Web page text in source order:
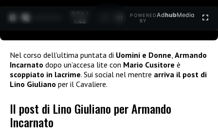
0:15 /
1:40
POWERED
BY
AdhubMedia
Nel corso dell’ultima puntata di Uomini e Donne Armando
Incarnato dopo un’accesa lite con Mario Cusitore è
scoppiato in lacrime. Sui social nel mentre arriva il post di
Lino Giuliano per il Cavaliere.
Il post di Lino Giuliano per Armando
Incarnato